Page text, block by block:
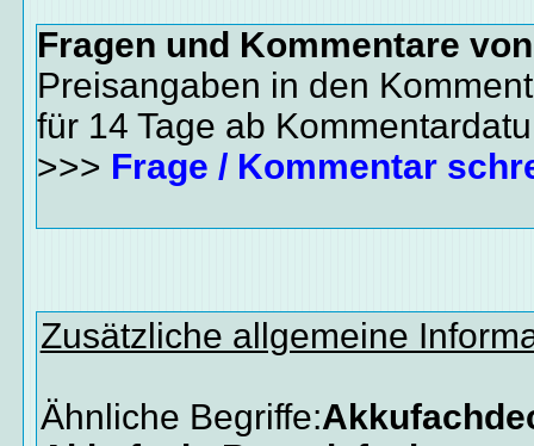
Fragen und Kommentare
Preisangaben in den
für 14 Tage ab
>>> Frage / Kommentar
Zusätzliche allgemeine
Ähnliche Begriffe: